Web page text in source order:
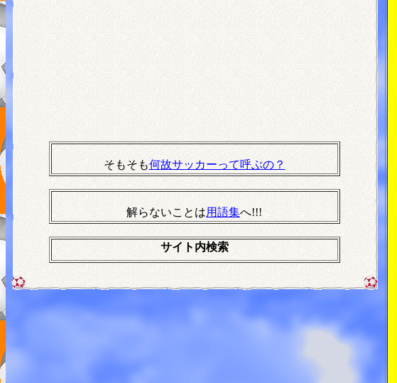
そもそも何故サッカーって呼ぶの？
解らないことは用語集へ!!!
サイト内検索